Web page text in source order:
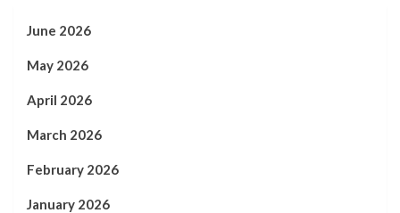
June 2026
May 2026
April 2026
March 2026
February 2026
January 2026